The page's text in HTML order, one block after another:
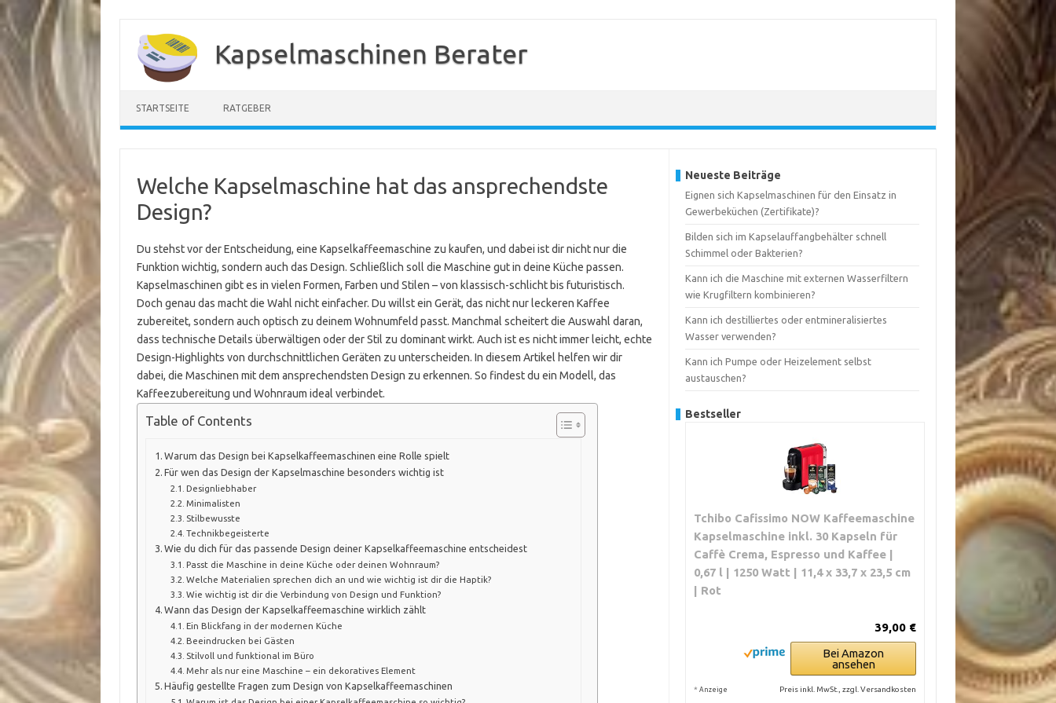
Inhalt
springen
Kapselmaschinen Berater
STARTSEITE RATGEBER
Welche Kapselmaschine hat das ansprechendste
Design?
Du stehst vor der Entscheidung, eine Kapselkaffeemaschine zu kaufen, und dabei ist dir nicht nur die
Funktion wichtig, sondern auch das Design. Schließlich soll die Maschine gut in deine Küche passen.
Kapselmaschinen gibt es in vielen Formen, Farben und Stilen – von klassisch-schlicht bis futuristisch.
Doch genau das macht die Wahl nicht einfacher. Du willst ein Gerät, das nicht nur leckeren Kaffee
zubereitet, sondern auch optisch zu deinem Wohnumfeld passt. Manchmal scheitert die Auswahl daran,
dass technische Details überwältigen oder der Stil zu dominant wirkt. Auch ist es nicht immer leicht, echte
Design-Highlights von durchschnittlichen Geräten zu unterscheiden. In diesem Artikel helfen wir dir
dabei, die Maschinen mit dem ansprechendsten Design zu erkennen. So findest du ein Modell, das
Kaffeezubereitung und Wohnraum ideal verbindet.
Table of Contents
Warum das Design bei Kapselkaffeemaschinen eine Rolle spielt
Für wen das Design der Kapselmaschine besonders wichtig ist
Designliebhaber
Minimalisten
Stilbewusste
Technikbegeisterte
Wie du dich für das passende Design deiner Kapselkaffeemaschine entscheidest
Passt die Maschine in deine Küche oder deinen Wohnraum?
Welche Materialien sprechen dich an und wie wichtig ist dir die Haptik?
Wie wichtig ist dir die Verbindung von Design und Funktion?
Wann das Design der Kapselkaffeemaschine wirklich zählt
Ein Blickfang in der modernen Küche
Beeindrucken bei Gästen
Stilvoll und funktional im Büro
Mehr als nur eine Maschine – ein dekoratives Element
Häufig gestellte Fragen zum Design von Kapselkaffeemaschinen
Neueste Beiträge
Eignen sich Kapselmaschinen für den Einsatz in
Gewerbeküchen (Zertifikate)?
Bilden sich im Kapselauffangbehälter schnell
Schimmel oder Bakterien?
Kann ich die Maschine mit externen Wasserfiltern
wie Krugfiltern kombinieren?
Kann ich destilliertes oder entmineralisiertes
Wasser verwenden?
Kann ich Pumpe oder Heizelement selbst
austauschen?
Bestseller
Tchibo Cafissimo NOW Kaffeemaschine
Kapselmaschine inkl. 30 Kapseln für
Caffè Crema, Espresso und Kaffee |
0,67 l | 1250 Watt | 11,4 x 33,7 x 23,5 cm
| Rot
39,00 €
Bei Amazon
ansehen
* Anzeige Preis inkl. MwSt., zzgl. Versandkosten